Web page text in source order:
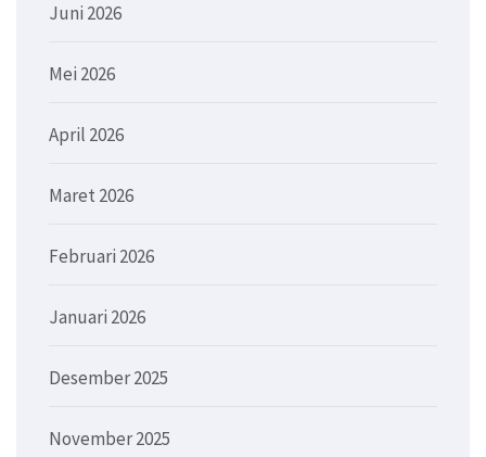
Juni 2026
Mei 2026
April 2026
Maret 2026
Februari 2026
Januari 2026
Desember 2025
November 2025